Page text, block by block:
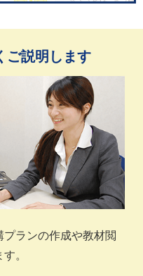
ご説明します
ランの作成や教材閲
。